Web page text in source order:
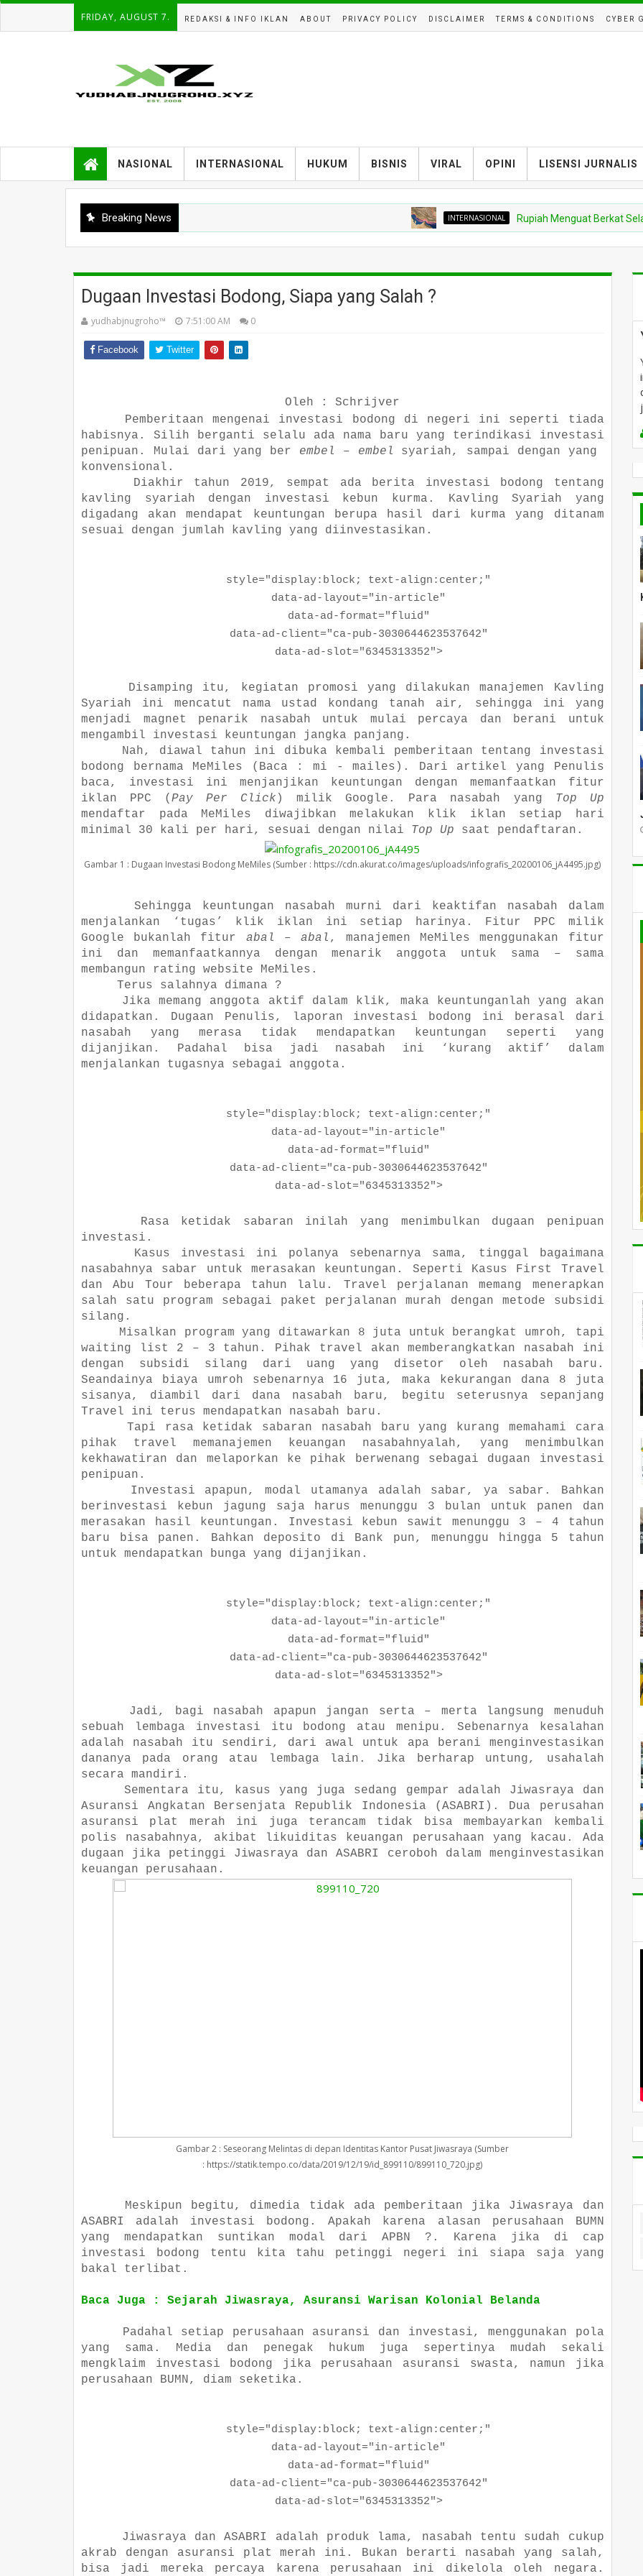
FRIDAY, AUGUST 7. REDAKSI & INFO IKLAN ABOUT PRIVACY POLICY DISCLAIMER TERMS & CONDITIONS CYBER
NASIONAL INTERNASIONAL HUKUM BISNIS VIRAL OPINI LISENSI JURNALIS
Breaking News INTERNASIONAL Rupiah Menguat Berkat Selat
Dugaan Investasi Bodong, Siapa yang Salah ?
yudhabjnugroho™️ 7:51:00 AM 0
Facebook Twitter
Oleh : Schrijver
Pemberitaan mengenai investasi bodong di negeri ini seperti tiada
habisnya. Silih berganti selalu ada nama baru yang terindikasi investasi
penipuan. Mulai dari yang ber embel – embel syariah, sampai dengan yang
konvensional.
Diakhir tahun 2019, sempat ada berita investasi bodong tentang
kavling syariah dengan investasi kebun kurma. Kavling Syariah yang
digadang akan mendapat keuntungan berupa hasil dari kurma yang ditanam
sesuai dengan jumlah kavling yang diinvestasikan.
style="display:block; text-align:center;"
data-ad-layout="in-article"
data-ad-format="fluid"
data-ad-client="ca-pub-3030644623537642"
data-ad-slot="6345313352">
Disamping itu, kegiatan promosi yang dilakukan manajemen Kavling
Syariah ini mencatut nama ustad kondang tanah air, sehingga ini yang
menjadi magnet penarik nasabah untuk mulai percaya dan berani untuk
mengambil investasi keuntungan jangka panjang.
Nah, diawal tahun ini dibuka kembali pemberitaan tentang investasi
bodong bernama MeMiles (Baca : mi - mailes). Dari artikel yang Penulis
baca, investasi ini menjanjikan keuntungan dengan memanfaatkan fitur
iklan PPC (Pay Per Click ) milik Google. Para nasabah yang Top Up
mendaftar pada MeMiles diwajibkan melakukan klik iklan setiap hari
minimal 30 kali per hari, sesuai dengan nilai Top Up saat pendaftaran.
Gambar 1 : Dugaan Investasi Bodong MeMiles (Sumber : https://cdn.akurat.co/images/uploads/infografis_20200106_jA4495.jpg)
Sehingga keuntungan nasabah murni dari keaktifan nasabah dalam
menjalankan ‘tugas’ klik iklan ini setiap harinya. Fitur PPC milik
Google bukanlah fitur abal – abal , manajemen MeMiles menggunakan fitur
ini dan memanfaatkannya dengan menarik anggota untuk sama – sama
membangun rating website MeMiles.
Terus salahnya dimana ?
Jika memang anggota aktif dalam klik, maka keuntunganlah yang akan
didapatkan. Dugaan Penulis, laporan investasi bodong ini berasal dari
nasabah yang merasa tidak mendapatkan keuntungan seperti yang
dijanjikan. Padahal bisa jadi nasabah ini ‘kurang aktif’ dalam
menjalankan tugasnya sebagai anggota.
style="display:block; text-align:center;"
data-ad-layout="in-article"
data-ad-format="fluid"
data-ad-client="ca-pub-3030644623537642"
data-ad-slot="6345313352">
Rasa ketidak sabaran inilah yang menimbulkan dugaan penipuan
investasi.
Kasus investasi ini polanya sebenarnya sama, tinggal bagaimana
nasabahnya sabar untuk merasakan keuntungan. Seperti Kasus First Travel
dan Abu Tour beberapa tahun lalu. Travel perjalanan memang menerapkan
salah satu program sebagai paket perjalanan murah dengan metode subsidi
silang.
Misalkan program yang ditawarkan 8 juta untuk berangkat umroh, tapi
waiting list 2 – 3 tahun. Pihak travel akan memberangkatkan nasabah ini
dengan subsidi silang dari uang yang disetor oleh nasabah baru.
Seandainya biaya umroh sebenarnya 16 juta, maka kekurangan dana 8 juta
sisanya, diambil dari dana nasabah baru, begitu seterusnya sepanjang
Travel ini terus mendapatkan nasabah baru.
Tapi rasa ketidak sabaran nasabah baru yang kurang memahami cara
pihak travel memanajemen keuangan nasabahnyalah, yang menimbulkan
kekhawatiran dan melaporkan ke pihak berwenang sebagai dugaan investasi
penipuan.
Investasi apapun, modal utamanya adalah sabar, ya sabar. Bahkan
berinvestasi kebun jagung saja harus menunggu 3 bulan untuk panen dan
merasakan hasil keuntungan. Investasi kebun sawit menunggu 3 – 4 tahun
baru bisa panen. Bahkan deposito di Bank pun, menunggu hingga 5 tahun
untuk mendapatkan bunga yang dijanjikan.
style="display:block; text-align:center;"
data-ad-layout="in-article"
data-ad-format="fluid"
data-ad-client="ca-pub-3030644623537642"
data-ad-slot="6345313352">
Jadi, bagi nasabah apapun jangan serta – merta langsung menuduh
sebuah lembaga investasi itu bodong atau menipu. Sebenarnya kesalahan
adalah nasabah itu sendiri, dari awal untuk apa berani menginvestasikan
dananya pada orang atau lembaga lain. Jika berharap untung, usahalah
secara mandiri.
Sementara itu, kasus yang juga sedang gempar adalah Jiwasraya dan
Asuransi Angkatan Bersenjata Republik Indonesia (ASABRI). Dua perusahan
asuransi plat merah ini juga terancam tidak bisa membayarkan kembali
polis nasabahnya, akibat likuiditas keuangan perusahaan yang kacau. Ada
dugaan jika petinggi Jiwasraya dan ASABRI ceroboh dalam menginvestasikan
keuangan perusahaan.
Gambar 2 : Seseorang Melintas di depan Identitas Kantor Pusat Jiwasraya (Sumber
: https://statik.tempo.co/data/2019/12/19/id_899110/899110_720.jpg)
Meskipun begitu, dimedia tidak ada pemberitaan jika Jiwasraya dan
ASABRI adalah investasi bodong. Apakah karena alasan perusahaan BUMN
yang mendapatkan suntikan modal dari APBN ?. Karena jika di cap
investasi bodong tentu kita tahu petinggi negeri ini siapa saja yang
bakal terlibat.
Baca Juga : Sejarah Jiwasraya, Asuransi Warisan Kolonial Belanda
Padahal setiap perusahaan asuransi dan investasi, menggunakan pola
yang sama. Media dan penegak hukum juga sepertinya mudah sekali
mengklaim investasi bodong jika perusahaan asuransi swasta, namun jika
perusahaan BUMN, diam seketika.
style="display:block; text-align:center;"
data-ad-layout="in-article"
data-ad-format="fluid"
data-ad-client="ca-pub-3030644623537642"
data-ad-slot="6345313352">
Jiwasraya dan ASABRI adalah produk lama, nasabah tentu sudah cukup
akrab dengan asuransi plat merah ini. Bukan berarti nasabah yang salah,
bisa jadi mereka percaya karena perusahaan ini dikelola oleh negara.